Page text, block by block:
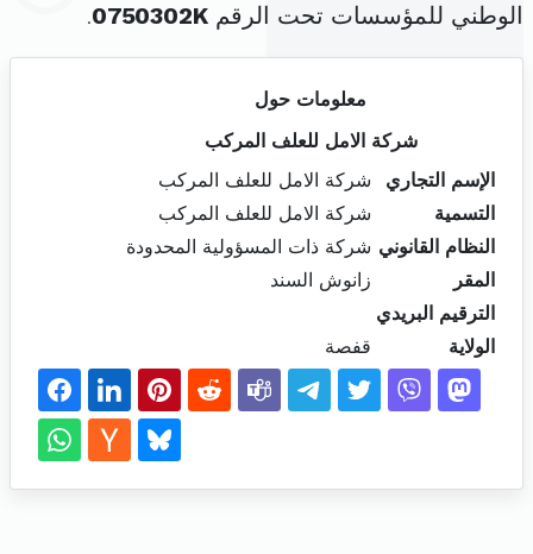
الوطني للمؤسسات تحت الرقم 0750302K
.
معلومات حول
شركة الامل للعلف المركب
الإسم التجاري
شركة الامل للعلف المركب
التسمية
شركة الامل للعلف المركب
النظام القانوني شركة ذات المسؤولية المحدودة
المقر
زانوش السند
الترقيم البريدي
الولاية
قفصة